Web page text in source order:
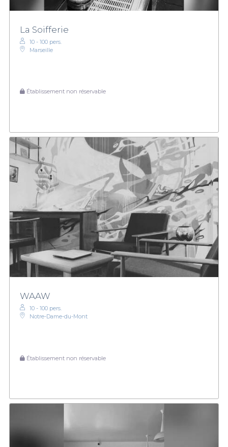
La Soifferie
10 - 100 pers.
Marseille
Établissement non réservable
WAAW
10 - 100 pers.
Notre-Dame-du-Mont
Établissement non réservable